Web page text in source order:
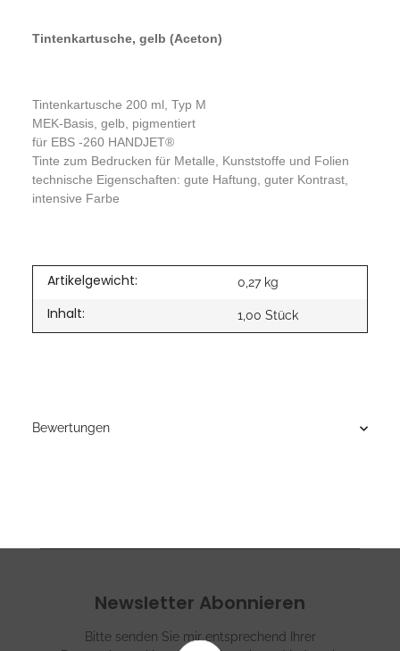
Tintenkartusche, gelb (Aceton)
Tintenkartusche 200 ml, Typ M
MEK-Basis, gelb, pigmentiert
für EBS -260 HANDJET®
Tinte zum Bedrucken für Metalle, Kunststoffe und Folien
technische Eigenschaften: gute Haftung, guter Kontrast,
intensive Farbe
Artikelgewicht: 0,27 kg
Inhalt: 1,00 Stück
Bewertungen
Newsletter Abonnieren
Bitte senden Sie mir entsprechend Ihrer